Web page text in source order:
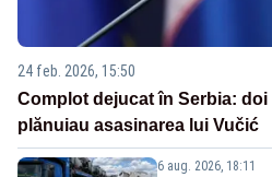
24 feb. 2026, 15:50
Complot dejucat în Serbia:
plănuiau asasinarea lui Vučić
6 aug. 2026, 18:11